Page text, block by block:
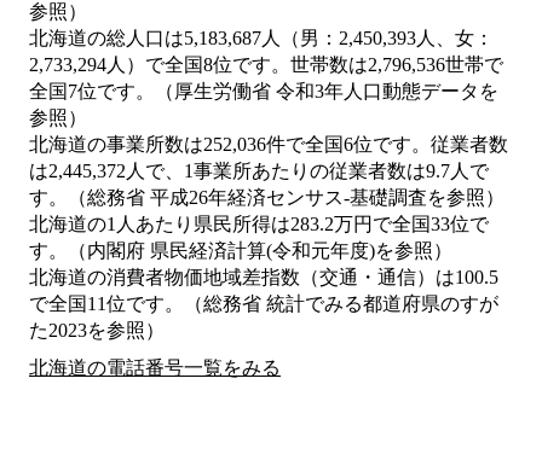
参照）
北海道の総人口は5,183,687人（男：2,450,393人、女：
2,733,294人）で全国8位です。世帯数は2,796,536世帯で
全国7位です。（厚生労働省 令和3年人口動態データを
参照）
北海道の事業所数は252,036件で全国6位です。従業者数
は2,445,372人で、1事業所あたりの従業者数は9.7人で
す。（総務省 平成26年経済センサス‐基礎調査を参照）
北海道の1人あたり県民所得は283.2万円で全国33位で
す。（内閣府 県民経済計算(令和元年度)を参照）
北海道の消費者物価地域差指数（交通・通信）は100.5
で全国11位です。（総務省 統計でみる都道府県のすが
た2023を参照）
北海道の電話番号一覧をみる